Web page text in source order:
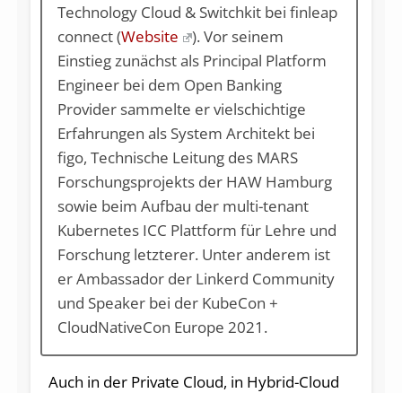
Technology Cloud & Switchkit bei finleap
connect (Website
). Vor seinem
Einstieg zunächst als Principal Platform
Engineer bei dem Open Banking
Provider sammelte er vielschichtige
Erfahrungen als System Architekt bei
figo, Technische Leitung des MARS
Forschungsprojekts der HAW Hamburg
sowie beim Aufbau der multi-tenant
Kubernetes ICC Plattform für Lehre und
Forschung letzterer. Unter anderem ist
er Ambassador der Linkerd Community
und Speaker bei der KubeCon +
CloudNativeCon Europe 2021.
Auch in der Private Cloud, in Hybrid-Cloud